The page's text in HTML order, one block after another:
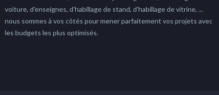
voiture, d'enseignes, d'habillage de stand, d'habillage de vitrine, ...
nous sommes à vos côtés pour mener parfaitement vos projets avec
les budgets les plus optimisés.